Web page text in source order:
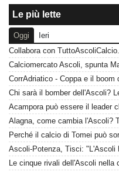
Le più lette
Oggi
Ieri
Collabora con